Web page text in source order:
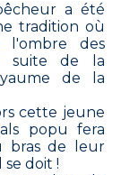
a été
tradition où
des
suite de la
de la
cette jeune
popu fera
bras de leur
doit !